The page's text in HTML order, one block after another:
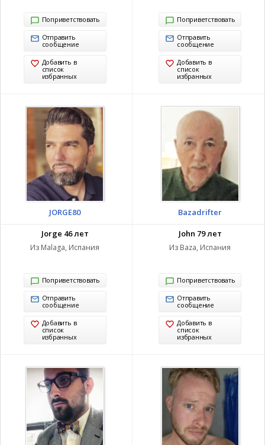
Поприветствовать
Отправить
сообщение
Добавить в
список
избранных
Поприветствовать
Отправить
сообщение
Добавить в
список
избранных
JORGE80
Jorge 46 лет
Из Malaga, Испания
Поприветствовать
Отправить
сообщение
Добавить в
список
избранных
Bazadrifter
John 79 лет
Из Baza, Испания
Поприветствовать
Отправить
сообщение
Добавить в
список
избранных